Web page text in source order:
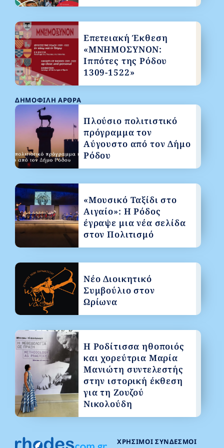
ΧΡΉΣΙΜΟΙ ΣΎΝΔΕΣΜΟΙ
ΔΗΜΟΦΙΛΉ ΆΡΘΡΑ
Πλούσιο πολιτιστικό
πρόγραμμα τον
Αύγουστο από τον Δήμο
Ρόδου
«Μουσικό Ταξίδι στο
Αιγαίο»: Η Ρόδος
έγραψε μια νέα σελίδα
στον Πολιτισμό
Νέο Διοικητικό
Συμβούλιο στον
Ωρίωνα
Η Ροδίτισσα ηθοποιός
και χορεύτρια Μαρία
Μανιώτη συντελεστής
στην ιστορική έκθεση
για τη Ζουζού
Νικολούδη
Επετειακή Έκθεση
«ΜΝΗΜΟΣΥΝΟΝ:
Ιππότες της Ρόδου
1309-1522»